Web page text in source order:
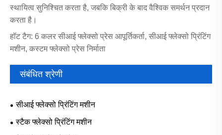
स्थायित्व सुनिश्चित करता है, जबकि बिक्री के बाद वैश्विक समर्थन प्रदान
करता है।
हॉट टैग: 6 कलर सीआई फ्लेक्सो प्रेस आपूर्तिकर्ता, सीआई फ्लेक्सो प्रिंटिंग
मशीन, कस्टम फ्लेक्सो प्रेस निर्माता
संबंधित श्रेणी
सीआई फ्लेक्सो प्रिंटिंग मशीन
स्टैक फ्लेक्सो प्रिंटिंग मशीन